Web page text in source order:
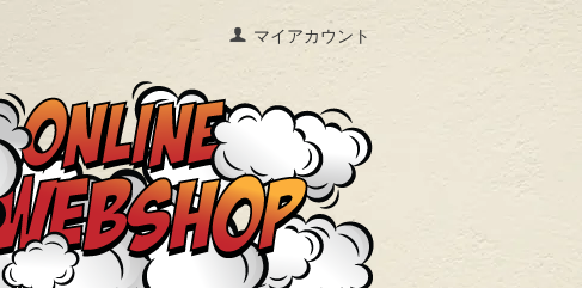
マイアカウント